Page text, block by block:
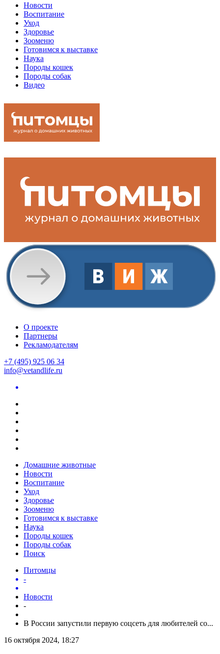
Новости
Воспитание
Уход
Здоровье
Зооменю
Готовимся к выставке
Наука
Породы кошек
Породы собак
Видео
О проекте
Партнеры
Рекламодателям
+7 (495) 925 06 34
info@vetandlife.ru
Домашние животные
Новости
Воспитание
Уход
Здоровье
Зооменю
Готовимся к выставке
Наука
Породы кошек
Породы собак
Поиск
Питомцы
-
Новости
-
В России запустили первую соцсеть для любителей со...
16 октября 2024, 18:27